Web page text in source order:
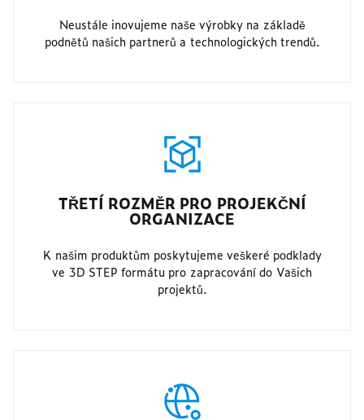
Neustále inovujeme naše výrobky na základě
podnětů našich partnerů a technologických trendů.
TŘETÍ ROZMĚR PRO PROJEKČNÍ
ORGANIZACE
K našim produktům poskytujeme veškeré podklady
ve 3D STEP formátu pro zapracování do Vašich
projektů.